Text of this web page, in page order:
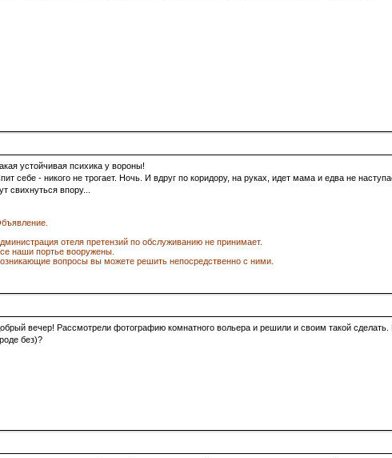
устойчивая психика у вороны!
себе - никого не трогает. Ночь. И вдруг по коридору, на руках, идет мама и едва не
свихнуться впору...
отеля претензий по обслуживанию не принимает.
наши портье вооружены.
вопросы вы можете решить непосредственно с ними.
вечер! Рассмотрели фотографию комнатного вольера и решили и своим такой
без)?